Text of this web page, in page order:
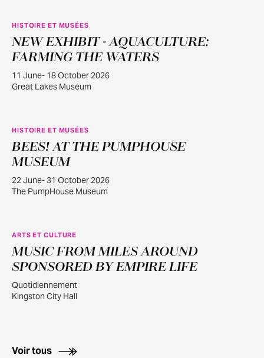
JUIN
11
HISTOIRE ET MUSÉES
NEW EXHIBIT - AQUACULTURE:
FARMING THE WATERS
11 June- 18 October 2026
Great Lakes Museum
JUIN
22
HISTOIRE ET MUSÉES
BEES! AT THE PUMPHOUSE
MUSEUM
22 June- 31 October 2026
The PumpHouse Museum
JUILL.
30
ARTS ET CULTURE
MUSIC FROM MILES AROUND
SPONSORED BY EMPIRE LIFE
Quotidiennement
Kingston City Hall
Voir tous